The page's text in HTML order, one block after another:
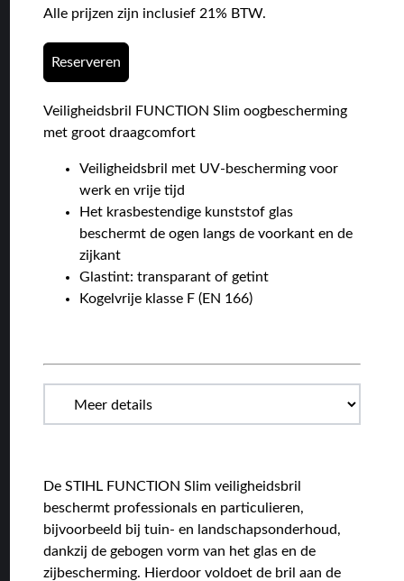
Alle prijzen zijn inclusief 21% BTW.
Reserveren
Veiligheidsbril FUNCTION Slim oogbescherming
met groot draagcomfort
Veiligheidsbril met UV-bescherming voor
werk en vrije tijd
Het krasbestendige kunststof glas
beschermt de ogen langs de voorkant en de
zijkant
Glastint: transparant of getint
Kogelvrije klasse F (EN 166)
De STIHL FUNCTION Slim veiligheidsbril
beschermt professionals en particulieren,
bijvoorbeeld bij tuin- en landschapsonderhoud,
dankzij de gebogen vorm van het glas en de
zijbescherming. Hierdoor voldoet de bril aan de